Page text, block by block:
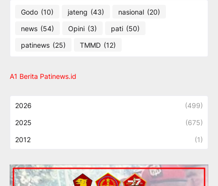
Godo (10) jateng (43) nasional (20)
news (54) Opini (3) pati (50)
patinews (25) TMMD (12)
A1 Berita Patinews.id
2026 (499)
2025 (675)
2012 (1)